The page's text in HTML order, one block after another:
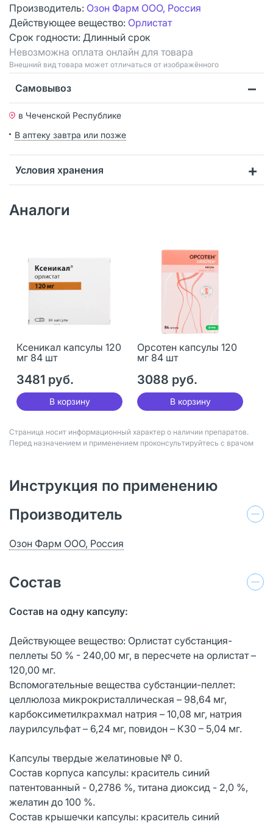
Производитель: Озон Фарм ООО, Россия
Действующее вещество: Орлистат
Срок годности: Длинный срок
Невозможна оплата онлайн для товара
Bнешний вид товара может отличаться от изображённого
Самовывоз
в Чеченской Республике
В аптеку завтра или позже
Условия хранения
Аналоги
Ксеникал капсулы 120
мг 84 шт
3481 руб.
В корзину
Орсотен капсулы 120
мг 84 шт
3088 руб.
В корзину
Страница носит информационный характер о наличии препаратов.
Перед назначением и применением проконсультируйтесь с врачом
Инструкция по применению
Производитель
Озон Фарм ООО, Россия
Состав
Состав на одну капсулу:
Действующее вещество: Орлистат субстанция-
пеллеты 50 % - 240,00 мг, в пересчете на орлистат –
120,00 мг.
Вспомогательные вещества субстанции-пеллет:
целлюлоза микрокристаллическая – 98,64 мг,
карбоксиметилкрахмал натрия – 10,08 мг, натрия
лаурилсульфат – 6,24 мг, повидон – К30 – 5,04 мг.
Капсулы твердые желатиновые № 0.
Состав корпуса капсулы: краситель синий
патентованный - 0,2786 %, титана диоксид - 2,0 %,
желатин до 100 %.
Состав крышечки капсулы: краситель синий